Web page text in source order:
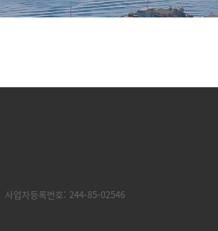
사업자등록번호: 244-85-02546